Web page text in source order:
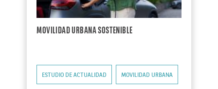
MOVILIDAD URBANA SOSTENIBLE
ESTUDIO DE ACTUALIDAD MOVILIDAD URBANA